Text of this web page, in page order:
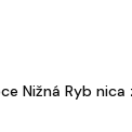
Nižná Ryb